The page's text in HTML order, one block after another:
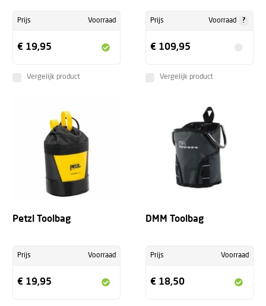
Prijs Voorraad
€ 19,95
Vergelijk product
Prijs Voorraad ?
€ 109,95
Vergelijk product
Petzl Toolbag
Prijs Voorraad
€ 19,95
DMM Toolbag
Prijs Voorraad
€ 18,50